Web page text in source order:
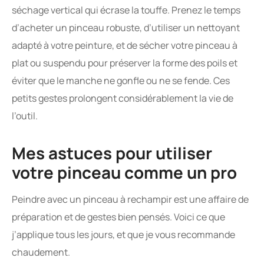
séchage vertical qui écrase la touffe. Prenez le temps
d’acheter un pinceau robuste, d’utiliser un nettoyant
adapté à votre peinture, et de sécher votre pinceau à
plat ou suspendu pour préserver la forme des poils et
éviter que le manche ne gonfle ou ne se fende. Ces
petits gestes prolongent considérablement la vie de
l’outil.
Mes astuces pour utiliser
votre pinceau comme un pro
Peindre avec un pinceau à rechampir est une affaire de
préparation et de gestes bien pensés. Voici ce que
j’applique tous les jours, et que je vous recommande
chaudement.